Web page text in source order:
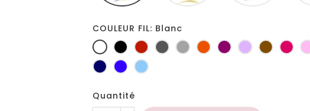
COULEUR FIL: Blanc
BlancNoir RougeGris
foncé
Gris
clair
Orange
PruneLilasMarron
MarineBleu
roi
Bleu
Quantité